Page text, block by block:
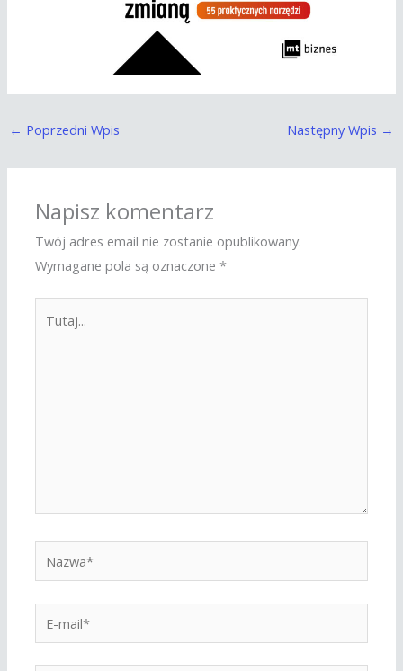
← Poprzedni Wpis Następny Wpis →
Napisz komentarz
Twój adres email nie zostanie opublikowany.
Wymagane pola są oznaczone*
mail*